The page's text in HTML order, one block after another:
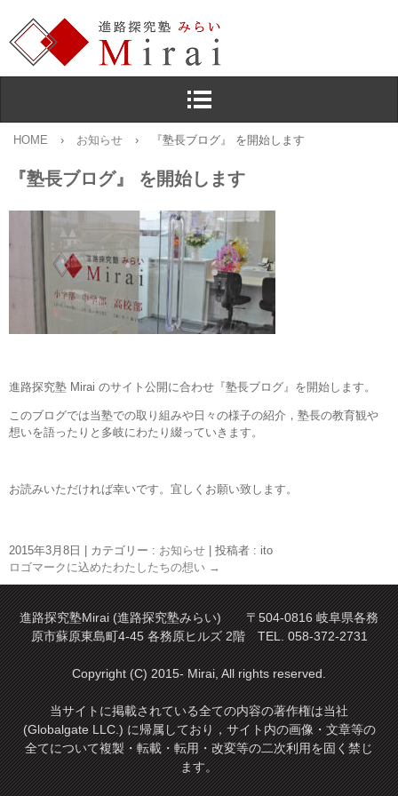
HOME › お知らせ › 『塾長ブログ』 を開始します
『塾長ブログ』 を開始します
進路探究塾 Mirai のサイト公開に合わせ『塾長ブログ』を開始します。
このブログでは当塾での取り組みや日々の様子の紹介，塾長の教育観や
想いを語ったりと多岐にわたり綴っていきます。
お読みいただければ幸いです。宜しくお願い致します。
2015年3月8日 カテゴリー : お知らせ
投稿者 : ito
ロゴマークに込めたわたしたちの想い →
進路探究塾Mirai (進路探究塾みらい) 〒504-0816 岐阜県各務
原市蘇原東島町4-45 各務原ヒルズ 2階 TEL. 058-372-2731
Copyright (C) 2015- Mirai, All rights reserved.
当サイトに掲載されている全ての内容の著作権は当社
(Globalgate LLC.) に帰属しており，サイト内の画像・文章等の
全てについて複製・転載・転用・改変等の二次利用を固く禁じ
ます。